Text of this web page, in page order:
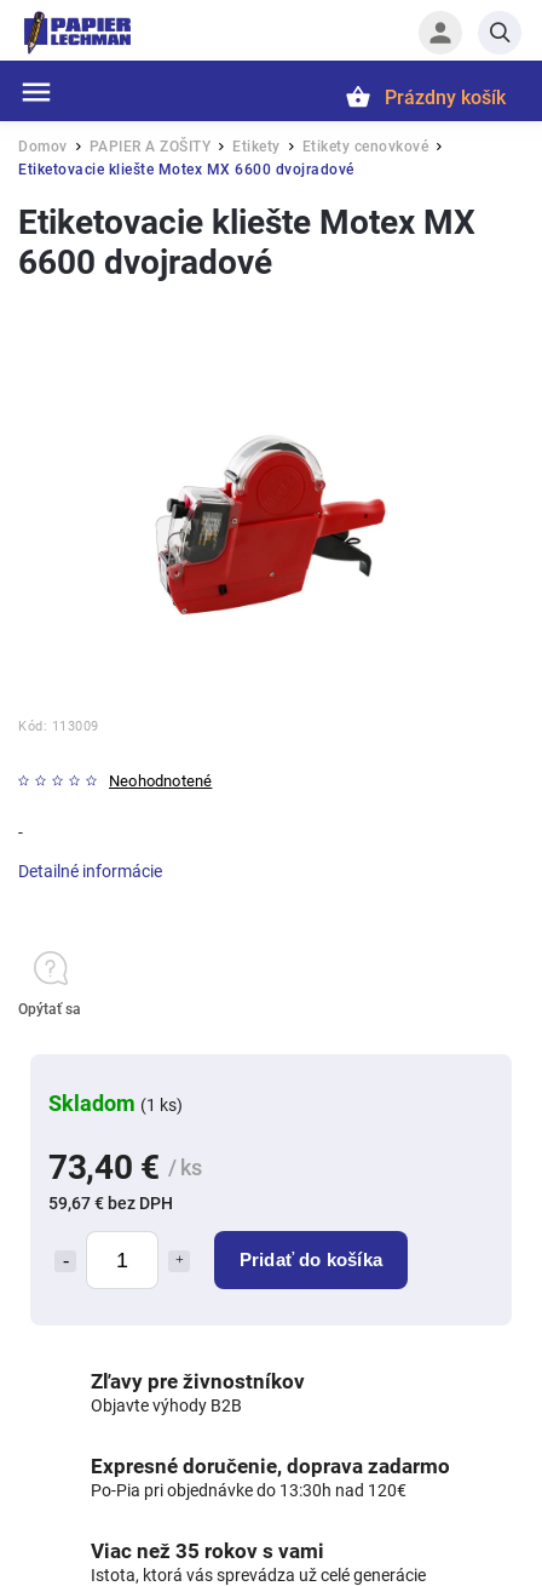
Prázdny košík
Domov / PAPIER A ZOŠITY / Etikety / Etikety cenovkové /
Etiketovacie kliešte Motex MX 6600 dvojradové
Etiketovacie kliešte Motex MX
6600 dvojradové
Kód: 113009
Neohodnotené
73,40 € / ks
59,67 € bez DPH
Pridať do košíka
Skladom (1 ks)
-
Detailné informácie
Opýtať sa
Zľavy pre živnostníkov
Objavte výhody B2B
Expresné doručenie, doprava zadarmo
Po-Pia pri objednávke do 13:30h nad 120€
Viac než 35 rokov s vami
Istota, ktorá vás sprevádza už celé generácie